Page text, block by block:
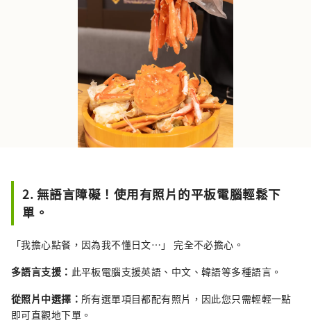
2. 無語言障礙！使用有照片的平板電腦輕鬆下
單。
「我擔心點餐，因為我不懂日文…」 完全不必擔心。
多語言支援： 此平板電腦支援英語、中文、韓語等多種語言。
從照片中選擇： 所有選單項目都配有照片，因此您只需輕輕一點
即可直觀地下單。